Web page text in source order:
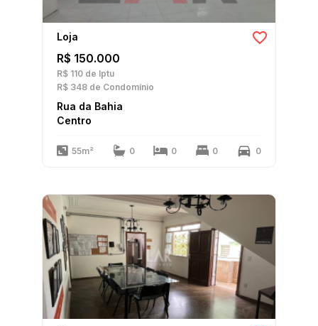
Loja
R$ 150.000
R$ 110 de Iptu
R$ 348 de Condomínio
Rua da Bahia
Centro
55m² 0 0 0 0